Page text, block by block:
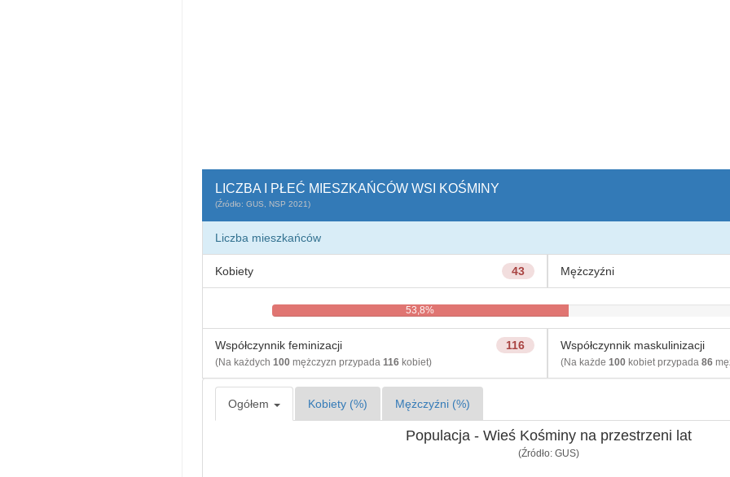
LICZBA I PŁEĆ MIESZKAŃCÓW WSI KOŚMINY
(Źródło: GUS, NSP 2021)
Liczba mieszkańców
43
Kobiety Mężczyźni
53,8%
116
Współczynnik feminizacji
(Na każdych 100mężczyzn przypada 116kobiet)
Współczynnik maskulinizacji
(Na każde 100kobiet przypada 86
Ogółem Kobiety (%) Mężczyźni (%)
Populacja - Wieś Kośminy na przestrzeni lat
(Źródło: GUS)